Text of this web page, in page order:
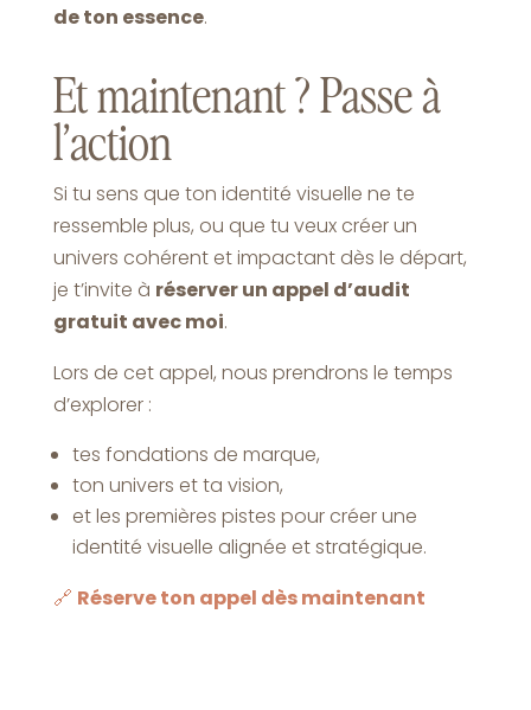
de ton essence.
Et maintenant ? Passe à
l’action
Si tu sens que ton identité visuelle ne te
ressemble plus, ou que tu veux créer un
univers cohérent et impactant dès le départ,
je t’invite à réserver un appel d’audit
gratuit avec moi.
Lors de cet appel, nous prendrons le temps
d’explorer :
tes fondations de marque,
ton univers et ta vision,
et les premières pistes pour créer une
identité visuelle alignée et stratégique.
🔗 Réserve ton appel dès maintenant